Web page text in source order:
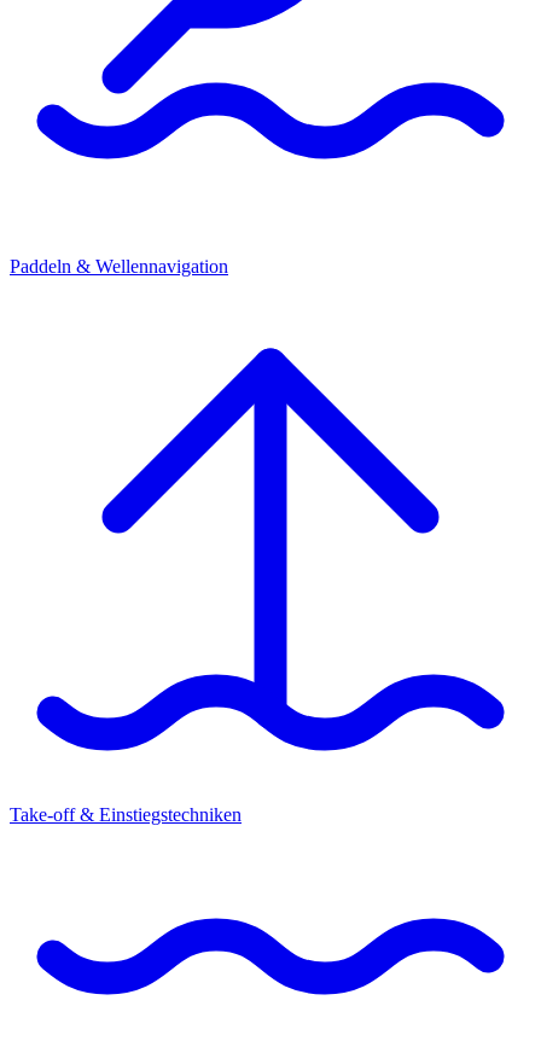
Paddeln & Wellennavigation
Take-off & Einstiegstechniken